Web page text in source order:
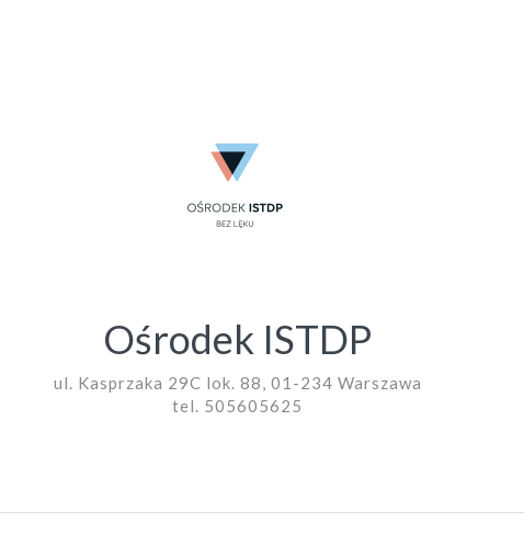
Ośrodek ISTDP
ul. Kasprzaka 29C lok. 88, 01-234 Warszawa
tel. 505605625